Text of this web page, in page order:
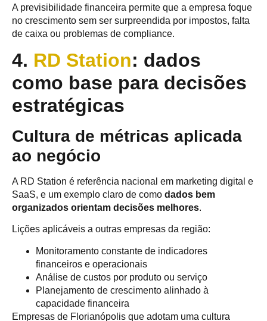
A previsibilidade financeira permite que a empresa foque
no crescimento sem ser surpreendida por impostos, falta
de caixa ou problemas de compliance.
4. RD Station: dados
como base para decisões
estratégicas
Cultura de métricas aplicada
ao negócio
A RD Station é referência nacional em marketing digital e
SaaS, e um exemplo claro de como dados bem
organizados orientam decisões melhores.
Lições aplicáveis a outras empresas da região:
Monitoramento constante de indicadores
financeiros e operacionais
Análise de custos por produto ou serviço
Planejamento de crescimento alinhado à
capacidade financeira
Empresas de Florianópolis que adotam uma cultura